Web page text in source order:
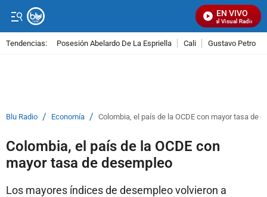
EN VIVO
Señal Visual Radio
Tendencias: Posesión Abelardo De La Espriella Cali Gustavo Petro
Blu Radio / Economía / Colombia, el país de la OCDE con mayor tasa de
Colombia, el país de la OCDE con
mayor tasa de desempleo
Los mayores índices de desempleo volvieron a